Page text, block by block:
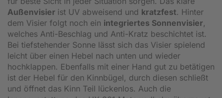
Außenvisier ist UV abweisend und kratzfest. Hinter
dem Visier folgt noch ein integriertes Sonnenvisier,
welches Anti-Beschlag und Anti-Kratz beschichtet ist.
Bei tiefstehender Sonne lässt sich das Visier spielend
leicht über einen Hebel nach unten und wieder
hochklappen. Ebenfalls mit einer Hand gut zu betätigen
ist der Hebel für den Kinnbügel, durch diesen schließt
und öffnet das Kinn Teil lückenlos. Auch die